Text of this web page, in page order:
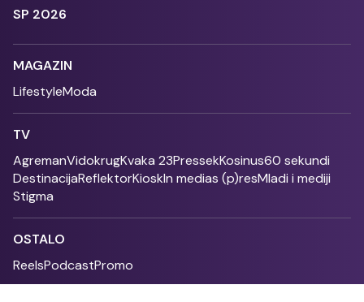
SP 2026
MAGAZIN
LifestyleModa
TV
AgremanVidokrugKvaka 23PressekKosinus60 sekundi
DestinacijaReflektorKioskIn medias (p)resMladi i mediji
Stigma
OSTALO
ReelsPodcastPromo